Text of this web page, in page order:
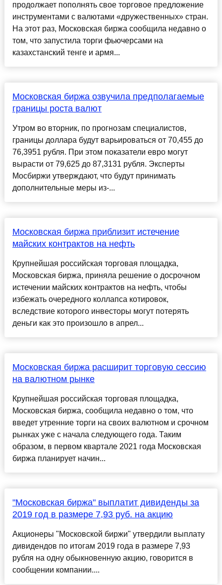
продолжает пополнять свое торговое предложение
инструментами с валютами «дружественных» стран.
На этот раз, Московская биржа сообщила недавно о
том, что запустила торги фьючерсами на
казахстанский тенге и армя...
Московская биржа озвучила предполагаемые
границы роста валют
Утром во вторник, по прогнозам специалистов,
границы доллара будут варьироваться от 70,455 до
76,3951 рубля. При этом показатели евро могут
вырасти от 79,625 до 87,3131 рубля. Эксперты
Мосбиржи утверждают, что будут принимать
дополнительные меры из-...
Московская биржа приблизит истечение
майских контрактов на нефть
Крупнейшая российская торговая площадка,
Московская биржа, приняла решение о досрочном
истечении майских контрактов на нефть, чтобы
избежать очередного коллапса котировок,
вследствие которого инвесторы могут потерять
деньги как это произошло в апрел...
Московская биржа расширит торговую сессию
на валютном рынке
Крупнейшая российская торговая площадка,
Московская биржа, сообщила недавно о том, что
введет утренние торги на своих валютном и срочном
рынках уже с начала следующего года. Таким
образом, в первом квартале 2021 года Московская
биржа планирует начин...
"Московская биржа" выплатит дивиденды за
2019 год в размере 7,93 руб. на акцию
Акционеры "Московской биржи" утвердили выплату
дивидендов по итогам 2019 года в размере 7,93
рубля на одну обыкновенную акцию, говорится в
сообщении компании....